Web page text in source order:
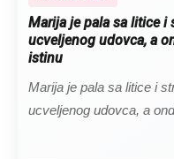
Marija je pala sa litice i
ucveljenog udovca, a
istinu
Marija je pala sa litice i
ucveljenog udovca, a